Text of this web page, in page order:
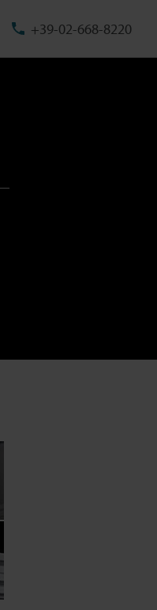
+39-02-668-8220